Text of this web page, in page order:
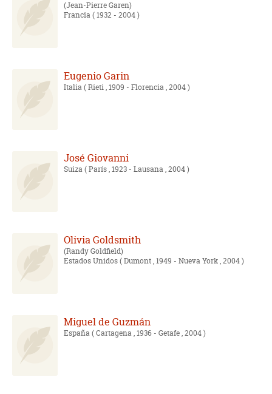
Jean-Pierre Garen
Francia( 1932 - 2004 )
Eugenio Garin
Italia( Rieti , 1909 - Florencia , 2004 )
José Giovanni
Suiza( París , 1923 - Lausana , 2004 )
Olivia Goldsmith
Randy Goldfield
Estados Unidos( Dumont , 1949 - Nueva York , 2004 )
Miguel de Guzmán
España( Cartagena , 1936 - Getafe , 2004 )